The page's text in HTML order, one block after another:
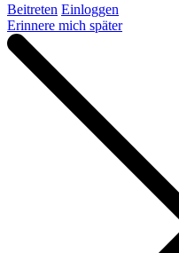
Beitreten Einloggen
Erinnere mich später